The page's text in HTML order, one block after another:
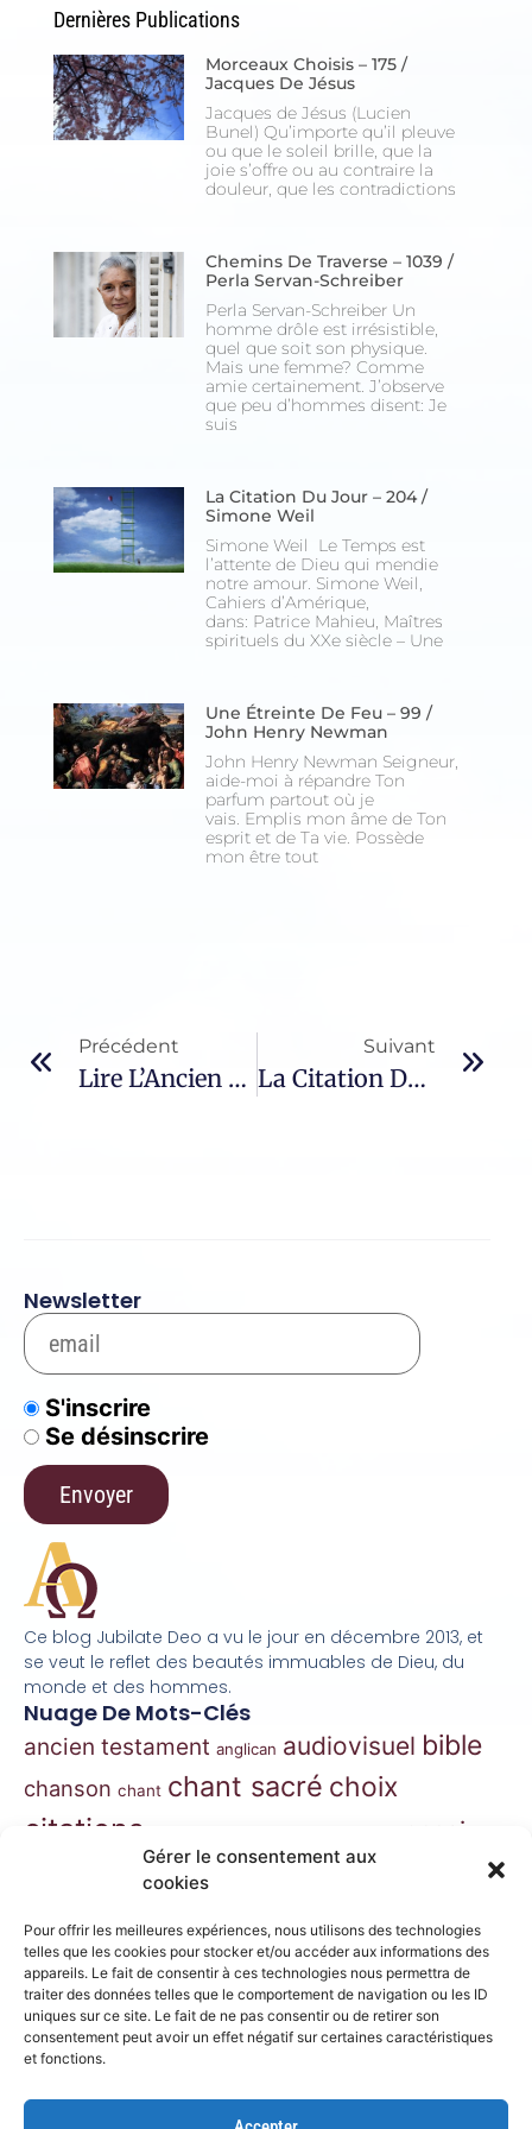
Gérer le consentement aux
cookies
Pour offrir les meilleures expériences, nous utilisons des technologies
telles que les cookies pour stocker et/ou accéder aux informations des
appareils. Le fait de consentir à ces technologies nous permettra de
traiter des données telles que le comportement de navigation ou les ID
uniques sur ce site. Le fait de ne pas consentir ou de retirer son
consentement peut avoir un effet négatif sur certaines caractéristiques
et fonctions.
Dernières Publications
Morceaux Choisis – 175 /
Jacques De Jésus
Jacques de Jésus (Lucien
Bunel) Qu’importe qu’il pleuve
ou que le soleil brille, que la
joie s’offre ou au contraire la
douleur, que les contradictions
Chemins De Traverse – 1039 /
Perla Servan-Schreiber
Perla Servan-Schreiber Un
homme drôle est irrésistible,
quel que soit son physique.
Mais une femme? Comme
amie certainement. J’observe
que peu d’hommes disent: Je
suis
La Citation Du Jour – 204 /
Simone Weil
Simone Weil Le Temps est
l’attente de Dieu qui mendie
notre amour. Simone Weil,
Cahiers d’Amérique,
dans: Patrice Mahieu, Maîtres
spirituels du XXe siècle – Une
Une Étreinte De Feu – 99 /
John Henry Newman
John Henry Newman Seigneur,
aide-moi à répandre Ton
parfum partout où je
vais. Emplis mon âme de Ton
esprit et de Ta vie. Possède
mon être tout
Précédent
Lire L’Ancien Testament – 36 / Les Annonces Du Messie – VI
Suivant
La Citation Du Jour – 742 / Guigues 1er Le Chartreux
Ce blog Jubilate Deo a vu le jour en décembre 2013, et
se veut le reflet des beautés immuables de Dieu, du
monde et des hommes.
Nuage De Mots-Clés
ancien testament anglican audiovisuel bible
chanson chant chant sacré choix
citations essai
gospel grégorien
jésus liturgie liturgie orthodoxe marie
morceaux choisismusique
musique classique musique de film nouveau
testament nouvelles orthodoxe philosophie
Newsletter
S'inscrire
Se désinscrire